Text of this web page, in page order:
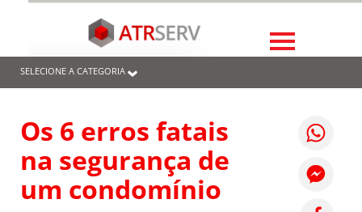
SELECIONE A CATEGORIA
Os 6 erros fatais
na segurança de
um condomínio